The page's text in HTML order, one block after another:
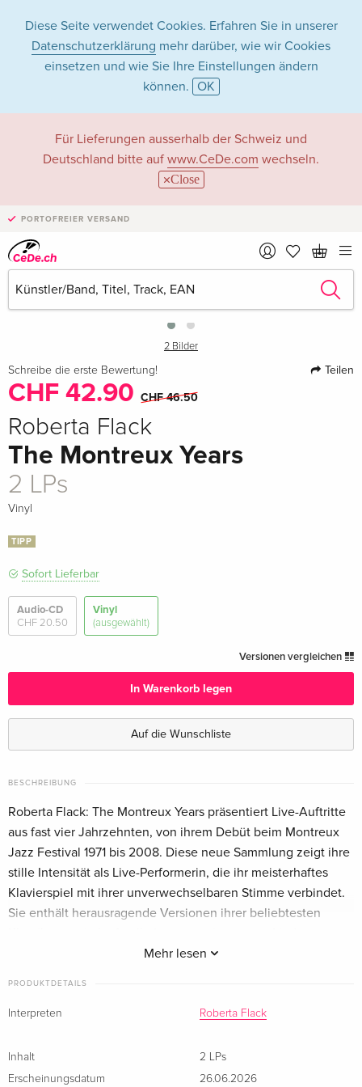
Diese Seite verwendet Cookies. Erfahren Sie in unserer
Datenschutzerklärung mehr darüber, wie wir Cookies
einsetzen und wie Sie Ihre Einstellungen ändern
können. OK
Für Lieferungen ausserhalb der Schweiz und
Deutschland bitte auf www.CeDe.com wechseln.
Close
PORTOFREIER VERSAND
2 Bilder
Schreibe die erste Bewertung! Teilen
CHF 42.90 CHF 46.50
Roberta Flack
The Montreux Years
2 LPs
Vinyl
TIPP
Sofort Lieferbar
Audio-CD
CHF 20.50
Vinyl
(ausgewählt)
Versionen vergleichen
In Warenkorb legen
Auf die Wunschliste
BESCHREIBUNG
Mehr lesen
Roberta Flack: The Montreux Years präsentiert Live-Auftritte
aus fast vier Jahrzehnten, von ihrem Debüt beim Montreux
Jazz Festival 1971 bis 2008. Diese neue Sammlung zeigt ihre
stille Intensität als Live-Performerin, die ihr meisterhaftes
Klavierspiel mit ihrer unverwechselbaren Stimme verbindet.
Sie enthält herausragende Versionen ihrer beliebtesten
anderer namhafter Songwriter. Alle Aufnahmen dieser
beinhaltet ein beeindruckendes neues Artwork, seltene und
ihrer langjährigen Managerin und Freundin Suzanne Koga.
PRODUKTDETAILS
Interpreten Roberta Flack
Inhalt
2 LPs
Erscheinungsdatum
26.06.2026